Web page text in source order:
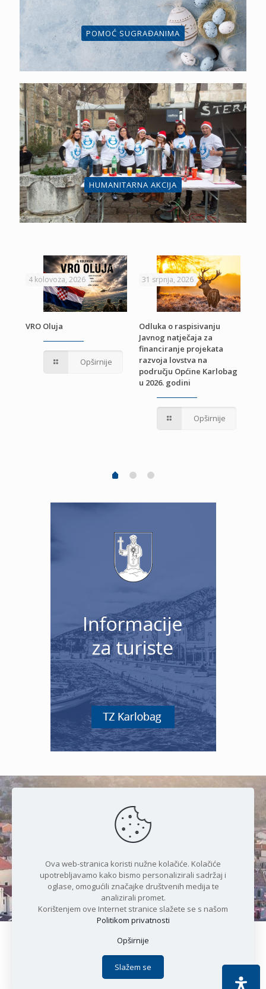
POMOĆ SUGRAĐANIMA
HUMANITARNA AKCIJA
4 kolovoza, 2026
VRO Oluja
Opširnije
31 srpnja, 2026
Odluka o raspisivanju
Javnog natječaja za
financiranje projekata
razvoja lovstva na
području Općine Karlobag
u 2026. godini
Opširnije
Čudesan spoj kristalnog mora i
prirode
Copyright © 2021 Općina Karlobag | Sva prava pridržana |
Politika privatnosti
Apoc IT
Ova web-stranica koristi nužne kolačiće. Kolačiće
upotrebljavamo kako bismo personalizirali sadržaj i
oglase, omogućili značajke društvenih medija te
analizirali promet.
Korištenjem ove Internet stranice slažete se s našom
Politikom privatnosti
Opširnije
Slažem se